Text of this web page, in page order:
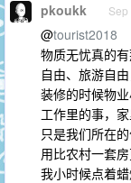
pkoukk
@tourist2018
物质无忧真的
自由、旅游自
装修的时候物
工作里的事，
只是我们所在
用比农村一套
我小时候点着